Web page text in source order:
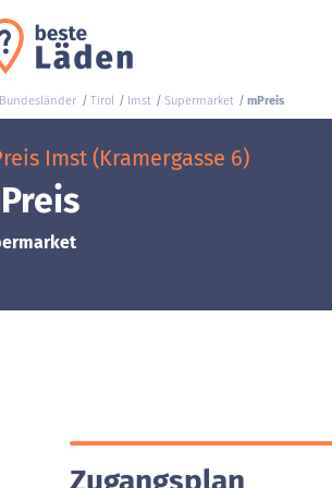
Bundesländer Tirol Imst Supermarket mPreis
Imst (Kramergasse 6)